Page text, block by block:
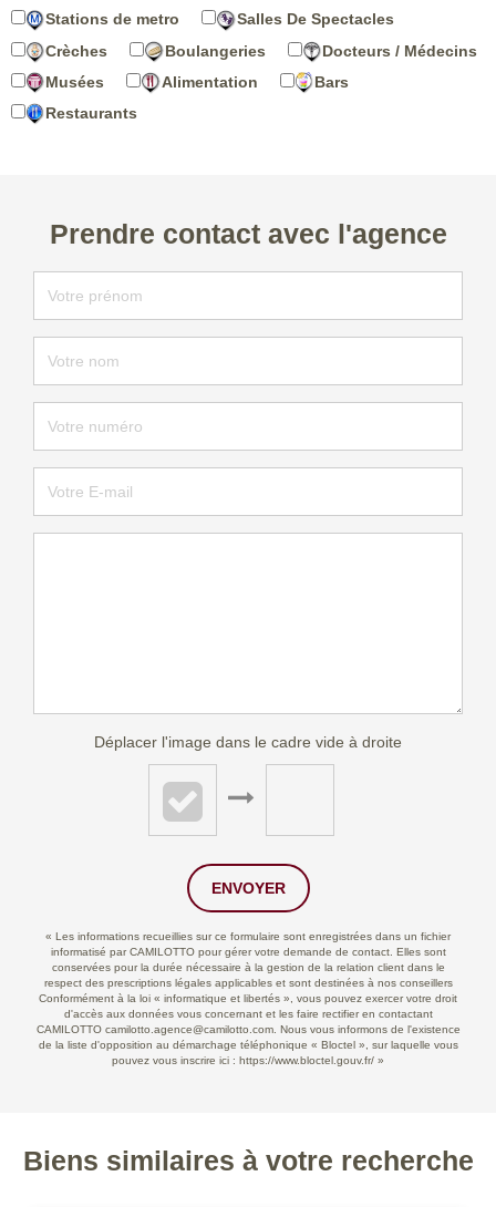
Stations de metro
Salles De Spectacles
Crèches
Boulangeries
Docteurs / Médecins
Musées
Alimentation
Bars
Restaurants
Prendre contact avec l'agence
Déplacer l'image dans le cadre vide à droite
ENVOYER
« Les informations recueillies sur ce formulaire sont enregistrées dans un fichier
informatisé par CAMILOTTO pour gérer votre demande de contact. Elles sont
conservées pour la durée nécessaire à la gestion de la relation client dans le
respect des prescriptions légales applicables et sont destinées à nos conseillers
Conformément à la loi « informatique et libertés », vous pouvez exercer votre droit
d'accès aux données vous concernant et les faire rectifier en contactant
CAMILOTTO camilotto.agence@camilotto.com. Nous vous informons de l'existence
de la liste d'opposition au démarchage téléphonique « Bloctel », sur laquelle vous
pouvez vous inscrire ici : https://www.bloctel.gouv.fr/ »
Biens similaires à votre recherche